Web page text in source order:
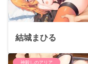
結城まひる
神殺しのアリア